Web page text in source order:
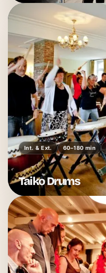
Int. & Ext. 60–180 min
Taiko Drums